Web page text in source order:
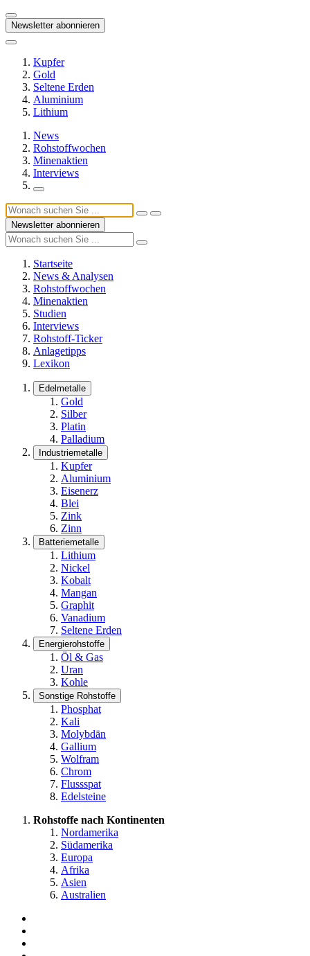
Newsletter abonnieren
Kupfer
Gold
Seltene Erden
Aluminium
Lithium
News
Rohstoffwochen
Minenaktien
Interviews
Newsletter abonnieren
Startseite
News & Analysen
Rohstoffwochen
Minenaktien
Studien
Interviews
Rohstoff-Ticker
Anlagetipps
Lexikon
Edelmetalle
Gold
Silber
Platin
Palladium
Industriemetalle
Kupfer
Aluminium
Eisenerz
Blei
Zink
Zinn
Batteriemetalle
Lithium
Nickel
Kobalt
Mangan
Graphit
Vanadium
Seltene Erden
Energierohstoffe
Öl & Gas
Uran
Kohle
Sonstige Rohstoffe
Phosphat
Kali
Molybdän
Gallium
Wolfram
Chrom
Flussspat
Edelsteine
Rohstoffe nach Kontinenten
Nordamerika
Südamerika
Europa
Afrika
Asien
Australien